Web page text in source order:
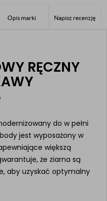
Opis marki Napisz recenzję
RĘCZNY
do w pełni
jest wyposażony w
większą
że ziarna są
aby uzyskać optymalny